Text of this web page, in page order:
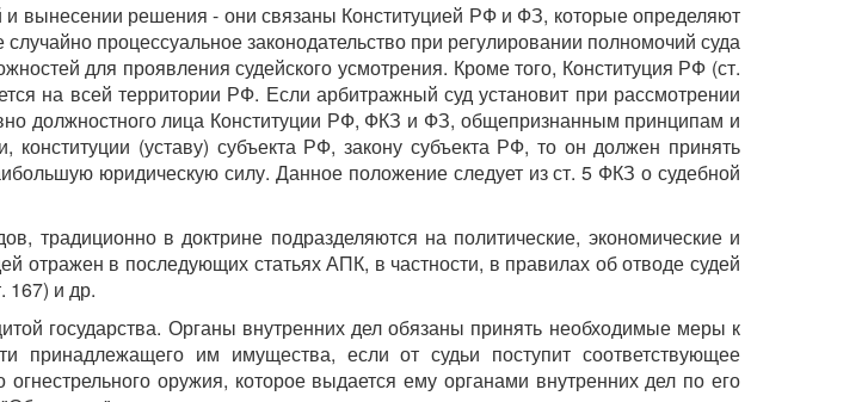
вынесении решения - они связаны Конституцией РФ и ФЗ, которые определяют
процессуальное законодательство при регулировании полномочий суда
для проявления судейского усмотрения. Кроме того, Конституция РФ (ст.
на всей территории РФ. Если арбитражный суд установит при рассмотрении
должностного лица Конституции РФ, ФКЗ и ФЗ, общепризнанным принципам и
(уставу) субъекта РФ, закону субъекта РФ, то он должен принять
юридическую силу. Данное положение следует из ст. 5 ФКЗ о судебной
традиционно в доктрине подразделяются на политические, экономические и
отражен в последующих статьях АПК, в частности, в правилах об отводе судей
167) и др.
государства. Органы внутренних дел обязаны принять необходимые меры к
принадлежащего им имущества, если от судьи поступит соответствующее
оружия, которое выдается ему органами внутренних дел по его